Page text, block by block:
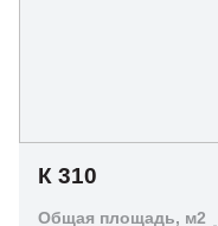
К 310
Общая площадь, м2